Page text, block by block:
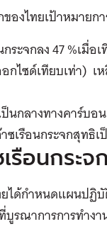
องไทยเป้าหมาย
ะจกลง 47 %เมื่
กไซด์เทียบเท่า) เ
นกลางทางคาร์บอ
เรือนกระจกสุทธิ
อนกระจ
ได้กำหนดแผนปฏิ
รณาการการทำง